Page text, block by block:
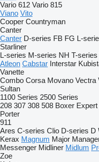
Vario 612 Vario 815
Viano Vito
Cooper Countryman
Canter
Canter D-series FB FG L-
Starliner
L-series M-series NH T-series
Atleon Cabstar Interstar
Vanette
Combo Corsa Movano Vectra
Sultan
1100 Series 2500 Series
208 307 308 508 Boxer Expert
Porter
911
Ares C-series Clio D-series D
Kerax Magnum Major
Messenger Midliner Midlum
Zoe